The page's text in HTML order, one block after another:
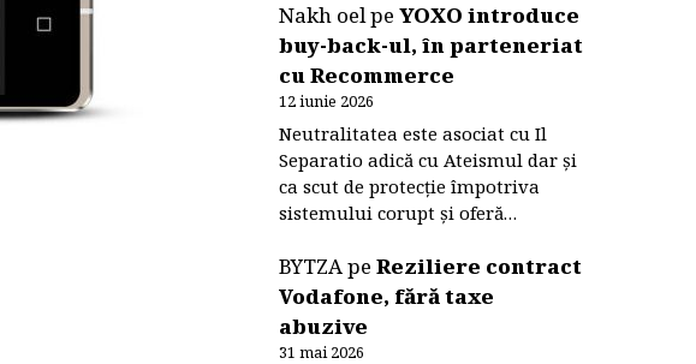
Nakh oelpeYOXO introduce
buy-back-ul, în parteneriat
cu Recommerce
12 iunie 2026
Neutralitatea este asociat cu Il
Separatio adică cu Ateismul dar și
ca scut de protecție împotriva
sistemului corupt și oferă…
BYTZApeReziliere contract
Vodafone, fără taxe
abuzive
31 mai 2026